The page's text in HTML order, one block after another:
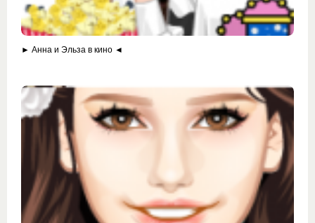
► Анна и Эльза в кино ◄